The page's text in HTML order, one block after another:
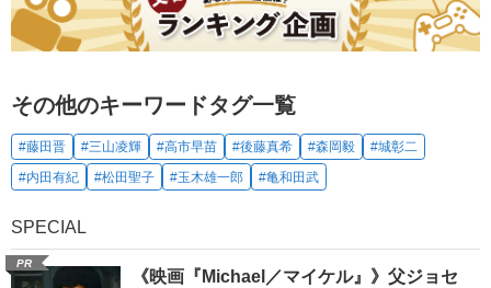
その他のキーワードタグ一覧
#藤田晋 #三山凌輝 #高市早苗 #後藤真希 #森岡毅
#城彰二
#内田有紀
#松田聖子 #玉木雄一郎 #亀和田武
SPECIAL
PR
《映画『Michael／マイケル』》父ジョセ